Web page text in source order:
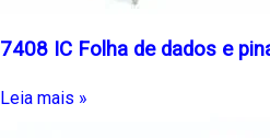
7408 IC Folha de dados e
Leia mais »